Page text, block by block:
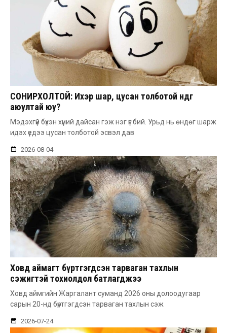
СОНИРХОЛТОЙ: Ихэр шар, цусан толботой өндөг
аюултай юу?
Мэдэхгүй бүхэн хүний дайсан гэж нэг үг бий. Урьд нь өндөг шарж
идэх үедээ цусан толботой эсвэл дав
2026-08-04
Ховд аймагт бүртгэгдсэн тарваган тахлын
сэжигтэй тохиолдол батлагджээ
Ховд аймгийн Жаргалант суманд 2026 оны долоодугаар
сарын 20-нд бүртгэгдсэн тарваган тахлын сэж
2026-07-24